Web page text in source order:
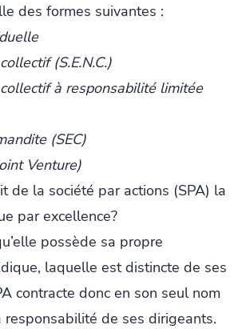
des formes suivantes :
(S.E.N.C.)
à responsabilité limitée
(SEC)
Venture)
de la société par actions (SPA) la
par excellence?
possède sa propre
laquelle est distincte de ses
contracte donc en son seul nom
responsabilité de ses dirigeants.